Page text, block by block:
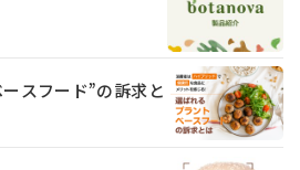
スフード”の訴求と